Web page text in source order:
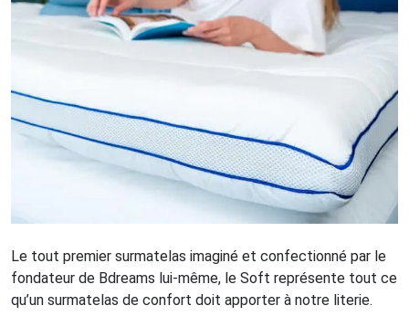
Le tout premier surmatelas imaginé et confectionné par le
fondateur de Bdreams lui-même, le Soft représente tout ce
qu’un surmatelas de confort doit apporter à notre literie.